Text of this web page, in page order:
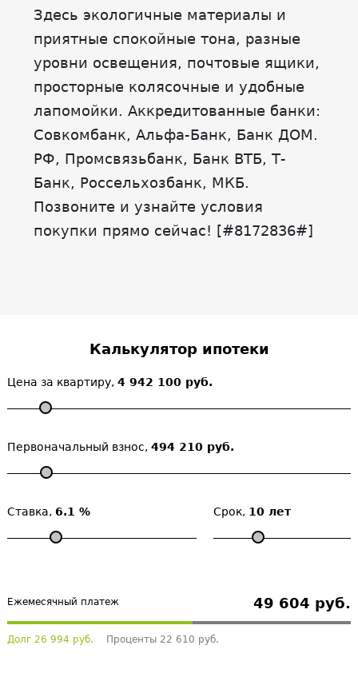
Здесь экологичные материалы и
приятные спокойные тона, разные
уровни освещения, почтовые ящики,
просторные колясочные и удобные
лапомойки. Аккредитованные банки:
Совкомбанк, Альфа-Банк, Банк ДОМ.
РФ, Промсвязьбанк, Банк ВТБ, Т-
Банк, Россельхозбанк, МКБ.
Позвоните и узнайте условия
покупки прямо сейчас! [#8172836#]
Калькулятор ипотеки
Цена за квартиру, 4 942 100 руб.
Первоначальный взнос, 494 210 руб.
Ставка, 6.1 % Срок, 10 лет
Ежемесячный платеж 49 604 руб.
Долг 26 994 руб. Проценты 22 610 руб.